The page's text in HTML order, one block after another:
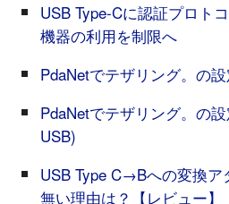
USB Type-Cに認証プロト
機器の利用を制限へ
PdaNetでテザリング。の
PdaNetでテザリング。の
USB)
USB Type C→Bへの変換ア
無い理由は？【レビュー】